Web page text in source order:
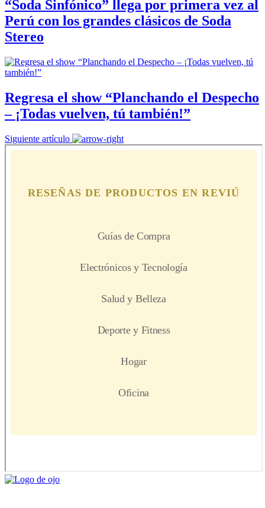
“Soda Sinfónico” llega por primera vez al
Perú con los grandes clásicos de Soda
Stereo
Regresa el show “Planchando el Despecho
– ¡Todas vuelven, tú también!”
Siguiente artículo